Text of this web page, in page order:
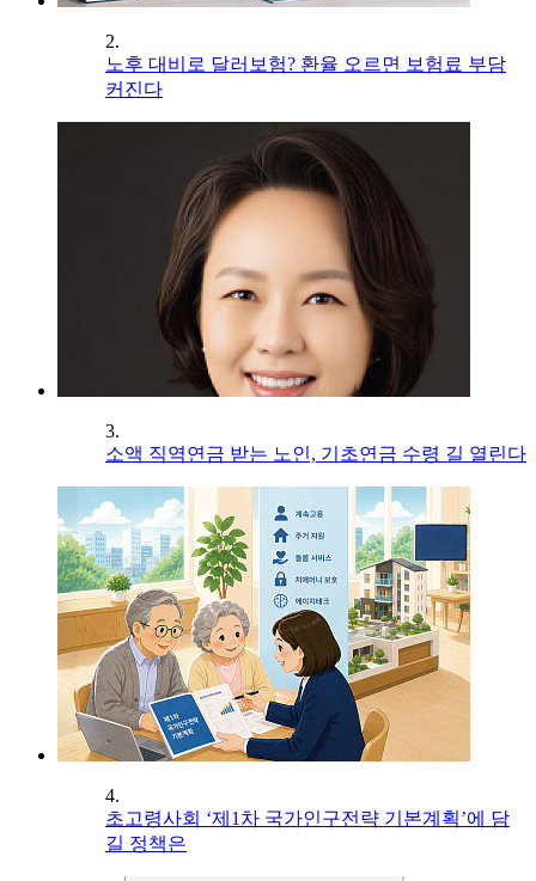
2.
노후 대비로 달러보험? 환율 오르면 보험료 부담
커진다
3.
소액 직역연금 받는 노인, 기초연금 수령 길 열린다
4.
초고령사회 ‘제1차 국가인구전략 기본계획’에 담
길 정책은